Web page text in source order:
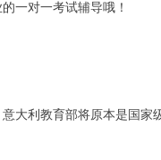
一对一考试辅导哦！
大利教育部将原本是国